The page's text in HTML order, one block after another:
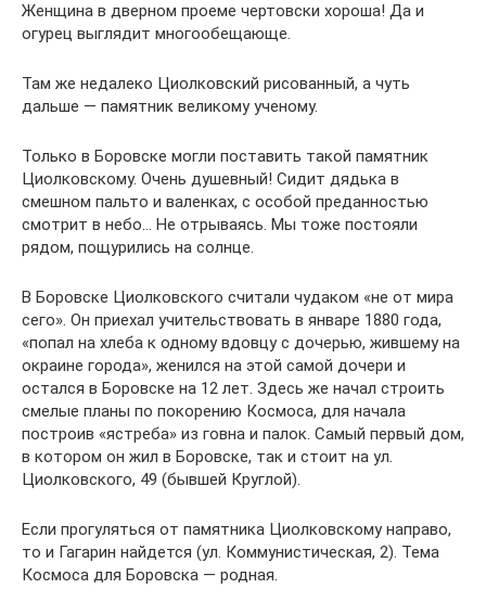
Женщина в дверном проеме чертовски хороша! Да и
огурец выглядит многообещающе.
Там же недалеко Циолковский рисованный, а чуть
дальше — памятник великому ученому.
Только в Боровске могли поставить такой памятник
Циолковскому. Очень душевный! Сидит дядька в
смешном пальто и валенках, с особой преданностью
смотрит в небо… Не отрываясь. Мы тоже постояли
рядом, пощурились на солнце.
В Боровске Циолковского считали чудаком «не от мира
сего». Он приехал учительствовать в январе 1880 года,
«попал на хлеба к одному вдовцу с дочерью, жившему на
окраине города», женился на этой самой дочери и
остался в Боровске на 12 лет. Здесь же начал строить
смелые планы по покорению Космоса, для начала
построив «ястреба» из говна и палок. Самый первый дом,
в котором он жил в Боровске, так и стоит на ул.
Циолковского, 49 (бывшей Круглой).
Если прогуляться от памятника Циолковскому направо,
то и Гагарин найдется (ул. Коммунистическая, 2). Тема
Космоса для Боровска — родная.